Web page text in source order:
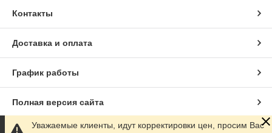
Контакты
Доставка и оплата
График работы
Полная версия сайта
Уважаемые клиенты, идут корректировки цен, просим Вас